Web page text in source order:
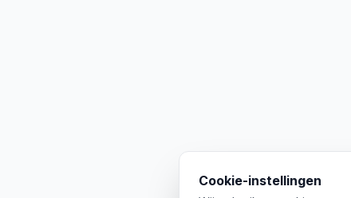
Cookie-instellingen